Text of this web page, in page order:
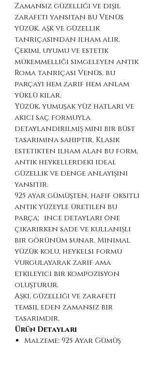
Zamansız güzelliği ve dişil
zarafeti yansıtan bu Venüs
yüzük, aşk ve güzellik
tanrıçasından ilham alır.
Çekimi, uyumu ve estetik
mükemmelliği simgeleyen antik
Roma tanrıçası Venüs, bu
parçayı hem zarif hem anlam
yüklü kılar.
Yüzük, yumuşak yüz hatları ve
akıcı saç formuyla
detaylandırılmış mini bir büst
tasarımına sahiptir. Klasik
estetikten ilham alan bu form,
antik heykellerdeki ideal
güzellik ve denge anlayışını
yansıtır.
925 ayar gümüşten, hafif oksitli
antik yüzeyle üretilen bu
parça; ince detayları öne
çıkarırken sade ve kullanışlı
bir görünüm sunar. Minimal
yüzük kolu, heykelsi formu
vurgulayarak zarif ama
etkileyici bir kompozisyon
oluşturur.
Aşkı, güzelliği ve zarafeti
temsil eden zamansız bir
tasarımdır.
Ürün Detayları
Malzeme: 925 Ayar Gümüş